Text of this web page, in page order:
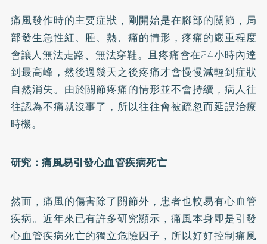
痛風發作時的主要症狀，剛開始是在腳部的關節，局
部發生急性紅、腫、熱、痛的情形，疼痛的嚴重程度
會讓人無法走路、無法穿鞋。且疼痛會在24小時內達
到最高峰，然後過幾天之後疼痛才會慢慢減輕到症狀
自然消失。由於關節疼痛的情形並不會持續，病人往
往認為不痛就沒事了，所以往往會被疏忽而延誤治療
時機。
研究：痛風易引發心血管疾病死亡
然而，痛風的傷害除了關節外，患者也較易有心血管
疾病。近年來已有許多研究顯示，痛風本身即是引發
心血管疾病死亡的獨立危險因子，所以好好控制痛風